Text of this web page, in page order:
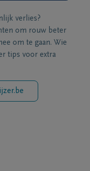
verlies?
om rouw beter
om te gaan. Wie
tips voor extra